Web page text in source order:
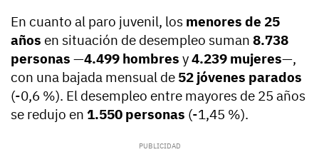
En cuanto al paro juvenil, los menores de 25
años en situación de desempleo suman 8.738
personas —4.499 hombres y4.239 mujeres—,
con una bajada mensual de 52 jóvenes parados
(-0,6 %). El desempleo entre mayores de 25 años
se redujo en 1.550 personas (-1,45 %).